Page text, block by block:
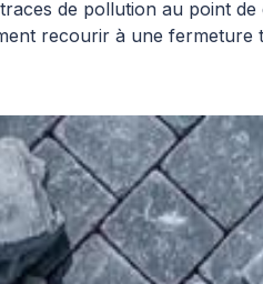
de pollution au point
recourir à une